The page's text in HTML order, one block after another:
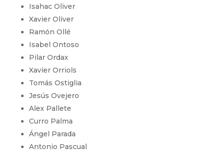
Isahac Oliver
Xavier Oliver
Ramón Ollé
Isabel Ontoso
Pilar Ordax
Xavier Orriols
Tomás Ostiglia
Jesús Ovejero
Alex Pallete
Curro Palma
Ángel Parada
Antonio Pascual